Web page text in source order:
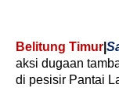
Belitung Timur
aksi dugaan
di pesisir Pantai